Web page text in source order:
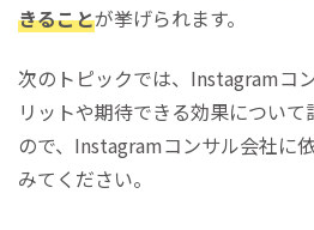
きることが挙げられます。
次のトピックでは、Instagramコ
リットや期待できる効果につい
ので、Instagramコンサル会社に
みてください。